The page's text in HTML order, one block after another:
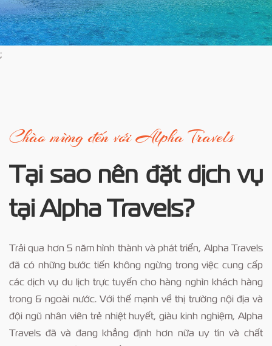
;
Chào mừng đến với Alpha Travels
Tại sao nên đặt dịch vụ
tại Alpha Travels?
Trải qua hơn 5 năm hình thành và phát triển, Alpha Travels
đã có những bước tiến không ngừng trong việc cung cấp
các dịch vụ du lịch trực tuyến cho hàng nghìn khách hàng
trong & ngoài nước. Với thế mạnh về thị trường nội địa và
đội ngũ nhân viên trẻ nhiệt huyết, giàu kinh nghiệm, Alpha
Travels đã và đang khẳng định hơn nữa uy tín và chất